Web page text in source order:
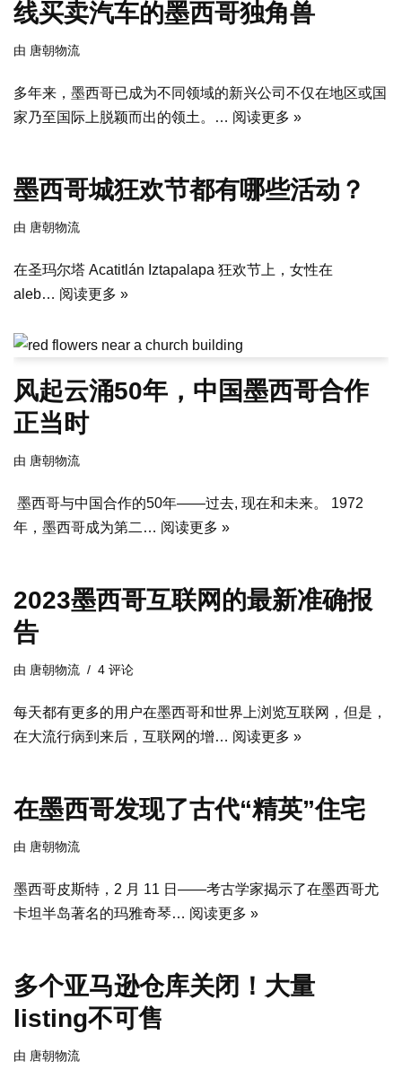
线买卖汽车的墨西哥独角兽
由 唐朝物流
多年来，墨西哥已成为不同领域的新兴公司不仅在地区或国
家乃至国际上脱颖而出的领土。… 阅读更多 »
墨西哥城狂欢节都有哪些活动？
由 唐朝物流
在圣玛尔塔 Acatitlán Iztapalapa 狂欢节上，女性在
aleb… 阅读更多 »
风起云涌50年，中国墨西哥合作
正当时
由 唐朝物流
​ 墨西哥与中国合作的50年——过去, 现在和未来。 1972
年，墨西哥成为第二… 阅读更多 »
2023墨西哥互联网的最新准确报
告
由 唐朝物流 4 评论
每天都有更多的用户在墨西哥和世界上浏览互联网，但是，
在大流行病到来后，互联网的增… 阅读更多 »
在墨西哥发现了古代“精英”住宅
由 唐朝物流
墨西哥皮斯特，2 月 11 日——考古学家揭示了在墨西哥尤
卡坦半岛著名的玛雅奇琴… 阅读更多 »
多个亚马逊仓库关闭！大量
listing不可售
由 唐朝物流